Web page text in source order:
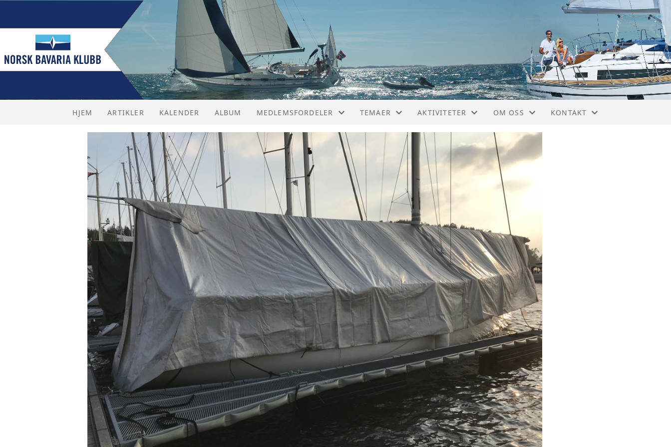
HJEM ARTIKLER KALENDER ALBUM MEDLEMSFORDELER
SAMARBEIDSAVTALER
TEMAER
UTSTYR OG RESERVEDELER
NYTTIGE LINKER
SEILTRIM
REGATTASEILING
BAVARIAKLUBBEN PÅ SOSIALE MEDIER
AKTIVITETER
FELLES
VESTLANDET
OM OSS
HVORFOR VÆRE MEDLEM?
ORGANISERING
VEDTEKTER
HISTORIE
KLUBBVIMPEL
ÅRSMØTER
KONTAKT